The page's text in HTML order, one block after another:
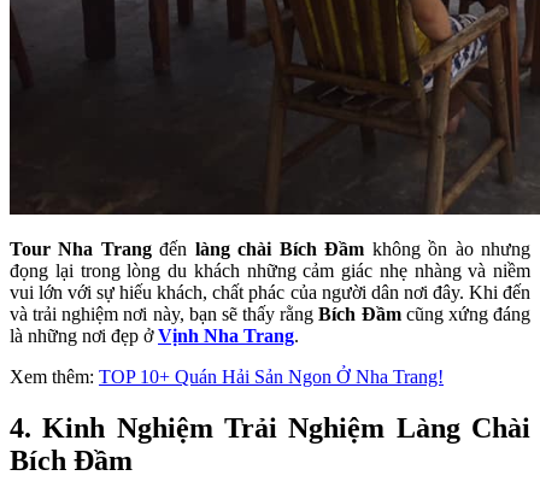
Tour Nha Trangđến làng chài Bích Đầm không ồn ào nhưng
đọng lại trong lòng du khách những cảm giác nhẹ nhàng và niềm
vui lớn với sự hiếu khách, chất phác của người dân nơi đây. Khi đến
và trải nghiệm nơi này, bạn sẽ thấy rằngBích Đầmcũng xứng đáng
là những nơi đẹp ởVịnh Nha Trang.
Xem thêm: TOP 10+ Quán Hải Sản Ngon Ở Nha Trang!
4. Kinh Nghiệm Trải Nghiệm Làng Chài
Bích Đầm